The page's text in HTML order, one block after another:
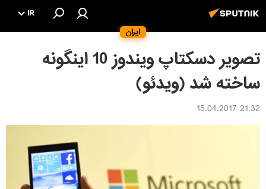
ایران
IR
تصویر دسكتاپ ویندوز 10 اینگونه
ساخته شد (ویدئو)
21:32 15.04.2017